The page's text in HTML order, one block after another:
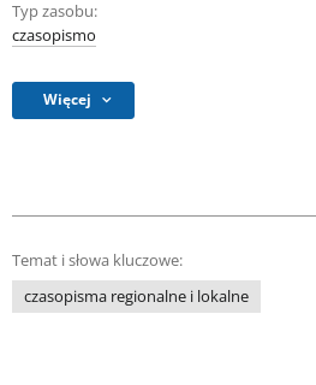
Typ zasobu:
czasopismo
Więcej
Temat i słowa kluczowe:
czasopisma regionalne i lokalne